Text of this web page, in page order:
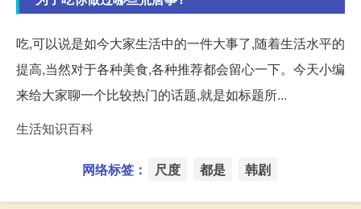
吃,可以说是如今大家生活中的一件大事了,随着生活水平的
提高,当然对于各种美食,各种推荐都会留心一下。今天小编
来给大家聊一个比较热门的话题,就是如标题所...
生活知识百科
网络标签： 尺度 都是 韩剧